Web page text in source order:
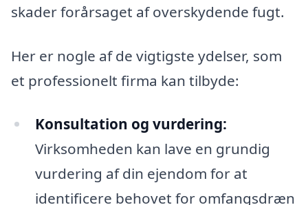
skader forårsaget af overskydende fugt.
Her er nogle af de vigtigste ydelser, som
et professionelt firma kan tilbyde:
Konsultation og vurdering:
Virksomheden kan lave en grundig
vurdering af din ejendom for at
identificere behovet for omfangsdræn